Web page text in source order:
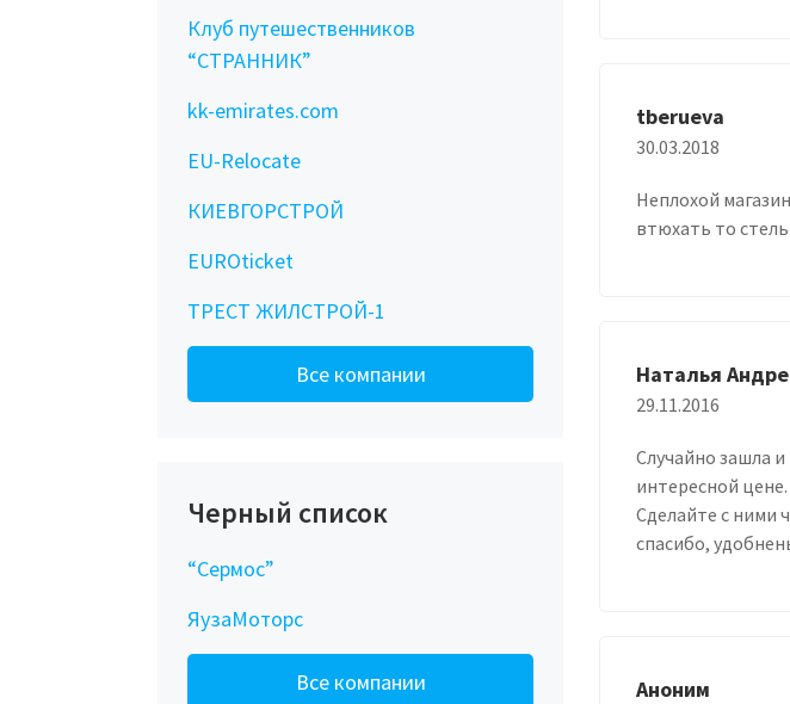
tberueva
30.03.2018
Неплохой
втюхать то
Наталья
29.11.2016
Случайно зашла
интересной
Сделайте с ними
спасибо,
Аноним
Клуб путешественников
“СТРАННИК”
kk-emirates.com
EU-Relocate
КИЕВГОРСТРОЙ
EUROticket
ТРЕСТ ЖИЛСТРОЙ-1
Все компании
Черный список
“Сермос”
ЯузаМоторс
Все компании